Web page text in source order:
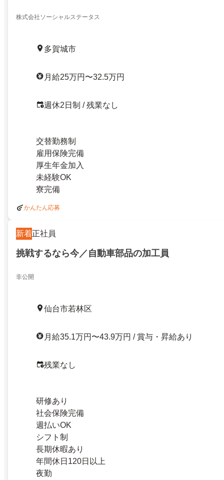
株式会社ソーシャルステータス
多賀城市
月給25万円〜32.5万円
週休2日制 / 残業なし
交替勤務制
雇用保険完備
厚生年金加入
未経験OK
寮完備
かんたん応募
新着正社員
挑戦するなら今／自動車部品の加工員
非公開
仙台市若林区
月給35.1万円〜43.9万円 / 賞与・昇給あり
残業なし
研修あり
社会保険完備
週払いOK
シフト制
長期休暇あり
年間休日120日以上
夜勤